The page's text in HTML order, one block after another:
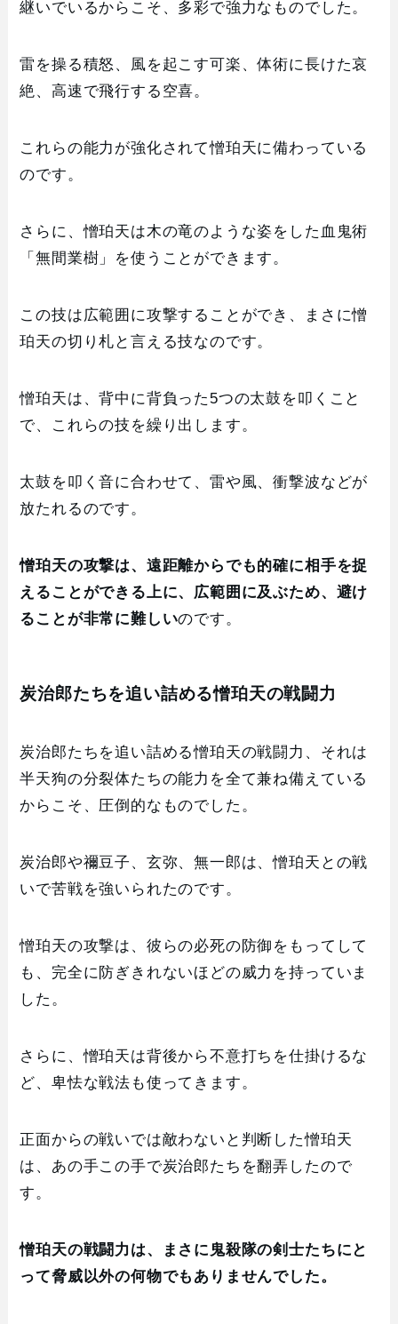
継いでいるからこそ、多彩で強力なものでした。
雷を操る積怒、風を起こす可楽、体術に長けた哀
絶、高速で飛行する空喜。
これらの能力が強化されて憎珀天に備わっている
のです。
さらに、憎珀天は木の竜のような姿をした血鬼術
「無間業樹」を使うことができます。
この技は広範囲に攻撃することができ、まさに憎
珀天の切り札と言える技なのです。
憎珀天は、背中に背負った5つの太鼓を叩くこと
で、これらの技を繰り出します。
太鼓を叩く音に合わせて、雷や風、衝撃波などが
放たれるのです。
憎珀天の攻撃は、遠距離からでも的確に相手を捉
えることができる上に、広範囲に及ぶため、避け
ることが非常に難しいのです。
炭治郎たちを追い詰める憎珀天の戦闘力
炭治郎たちを追い詰める憎珀天の戦闘力、それは
半天狗の分裂体たちの能力を全て兼ね備えている
からこそ、圧倒的なものでした。
炭治郎や禰豆子、玄弥、無一郎は、憎珀天との戦
いで苦戦を強いられたのです。
憎珀天の攻撃は、彼らの必死の防御をもってして
も、完全に防ぎきれないほどの威力を持っていま
した。
さらに、憎珀天は背後から不意打ちを仕掛けるな
ど、卑怯な戦法も使ってきます。
正面からの戦いでは敵わないと判断した憎珀天
は、あの手この手で炭治郎たちを翻弄したので
す。
憎珀天の戦闘力は、まさに鬼殺隊の剣士たちにと
って脅威以外の何物でもありませんでした。